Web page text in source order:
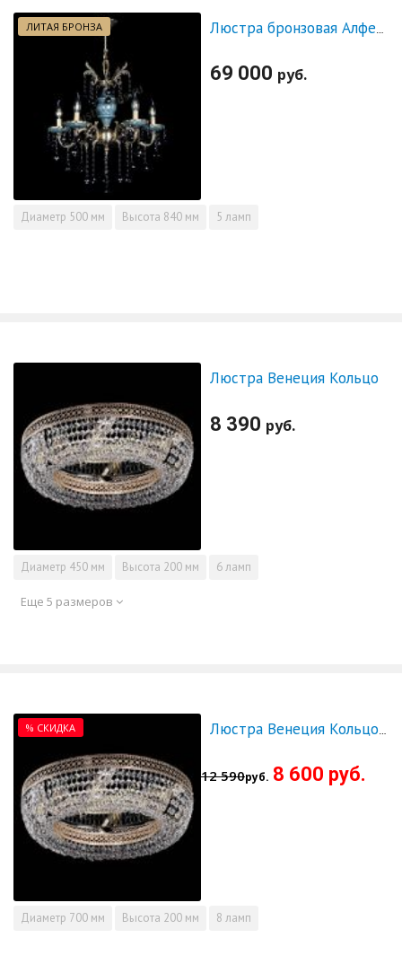
ЛИТАЯ БРОНЗА Люстра бронзовая Алфея №5 "Малахит" шар черная
69 000 руб.
Диаметр 500 мм Высота 840 мм 5 ламп
Люстра Венеция Кольцо
8 390 руб.
Диаметр 450 мм Высота 200 мм 6 ламп
Еще 5 размеров
% СКИДКА
12 590руб. 8 600 руб.
Диаметр 700 мм Высота 200 мм 8 ламп